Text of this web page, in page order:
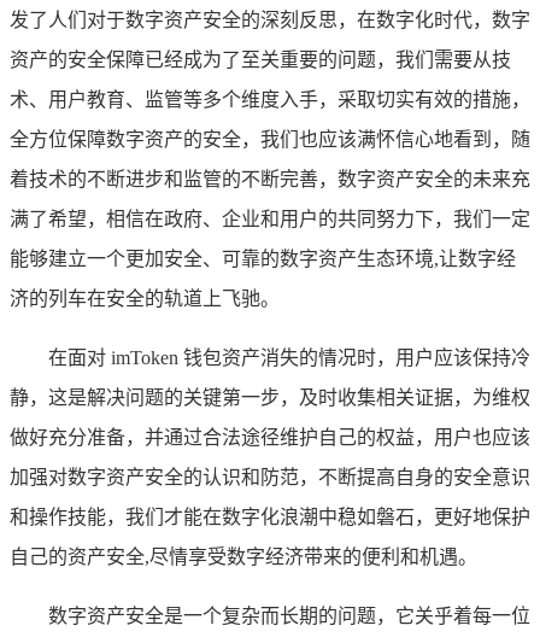
发了人们对于数字资产安全的深刻反思，在数字化时代，数字
资产的安全保障已经成为了至关重要的问题，我们需要从技
术、用户教育、监管等多个维度入手，采取切实有效的措施，
全方位保障数字资产的安全，我们也应该满怀信心地看到，随
着技术的不断进步和监管的不断完善，数字资产安全的未来充
满了希望，相信在政府、企业和用户的共同努力下，我们一定
能够建立一个更加安全、可靠的数字资产生态环境,让数字经
济的列车在安全的轨道上飞驰。
在面对 imToken 钱包资产消失的情况时，用户应该保持冷
静，这是解决问题的关键第一步，及时收集相关证据，为维权
做好充分准备，并通过合法途径维护自己的权益，用户也应该
加强对数字资产安全的认识和防范，不断提高自身的安全意识
和操作技能，我们才能在数字化浪潮中稳如磐石，更好地保护
自己的资产安全,尽情享受数字经济带来的便利和机遇。
数字资产安全是一个复杂而长期的问题，它关乎着每一位